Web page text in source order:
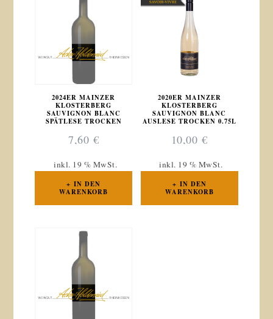
2024ER MAINZER
KLOSTERBERG
SAUVIGNON BLANC
SPÄTLESE TROCKEN
7,60 €
inkl. 19 % MwSt.
IN DEN
WARENKORB
2020ER MAINZER
KLOSTERBERG
SAUVIGNON BLANC
AUSLESE TROCKEN 0.75L
10,00 €
inkl. 19 % MwSt.
IN DEN
WARENKORB